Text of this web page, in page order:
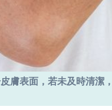
膚表面，若未及時清潔